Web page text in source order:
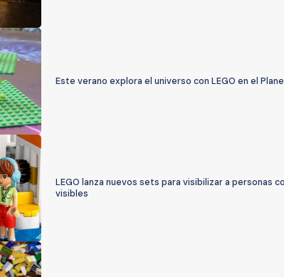
Este verano explora el universo con LEGO en el
LEGO lanza nuevos sets para visibilizar a personas
visibles